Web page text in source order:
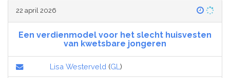
22 april 2026
Een verdienmodel voor het slecht huisvesten
van kwetsbare jongeren
Lisa Westerveld (GL )